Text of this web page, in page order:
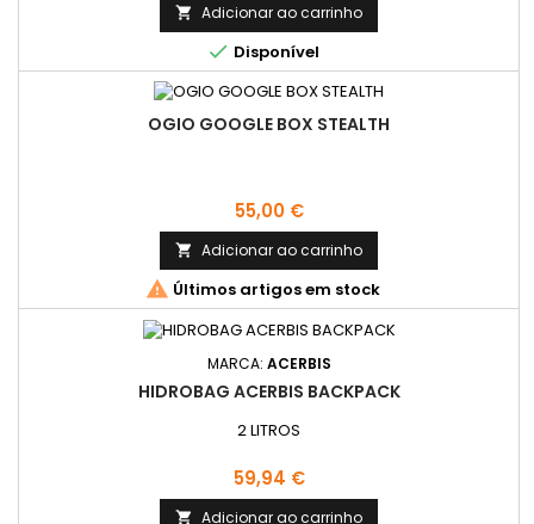
 Adicionar ao carrinho
 Disponível
OGIO GOOGLE BOX STEALTH
Preço
55,00 €
 Adicionar ao carrinho
 Últimos artigos em stock
MARCA: ACERBIS
HIDROBAG ACERBIS BACKPACK
2 LITROS
Preço
59,94 €
 Adicionar ao carrinho